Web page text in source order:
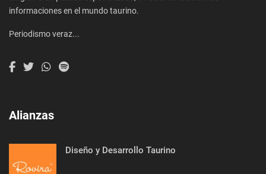
informaciones en el mundo taurino.
Periodismo veraz...
Alianzas
Diseño y Desarrollo Taurino